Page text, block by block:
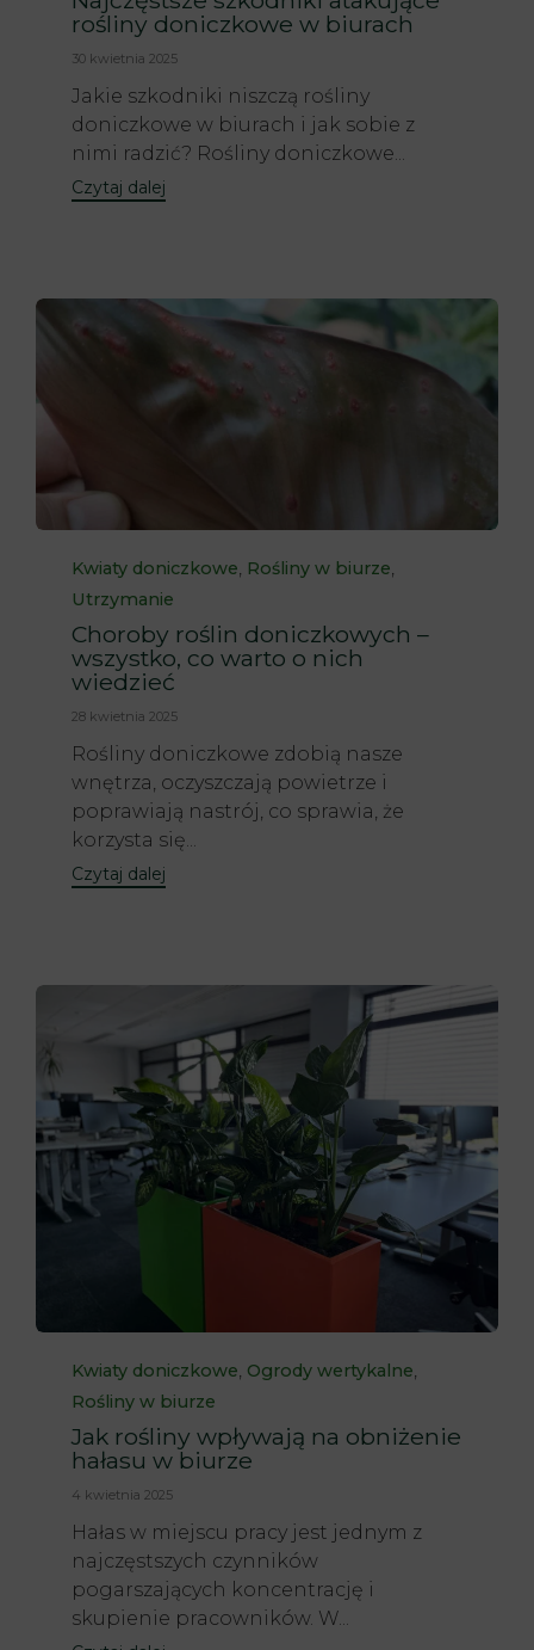
rośliny doniczkowe w biurach
30 kwietnia 2025
Jakie szkodniki niszczą rośliny
doniczkowe w biurach i jak sobie z
nimi radzić? Rośliny doniczkowe...
Czytaj dalej
Category
Kwiaty doniczkowe, Rośliny w biurze,
Utrzymanie
Choroby roślin doniczkowych –
wszystko, co warto o nich
wiedzieć
28 kwietnia 2025
Rośliny doniczkowe zdobią nasze
wnętrza, oczyszczają powietrze i
poprawiają nastrój, co sprawia, że
korzysta się...
Czytaj dalej
Category
Kwiaty doniczkowe, Ogrody wertykalne,
Rośliny w biurze
Jak rośliny wpływają na obniżenie
hałasu w biurze
4 kwietnia 2025
Hałas w miejscu pracy jest jednym z
najczęstszych czynników
pogarszających koncentrację i
skupienie pracowników. W...